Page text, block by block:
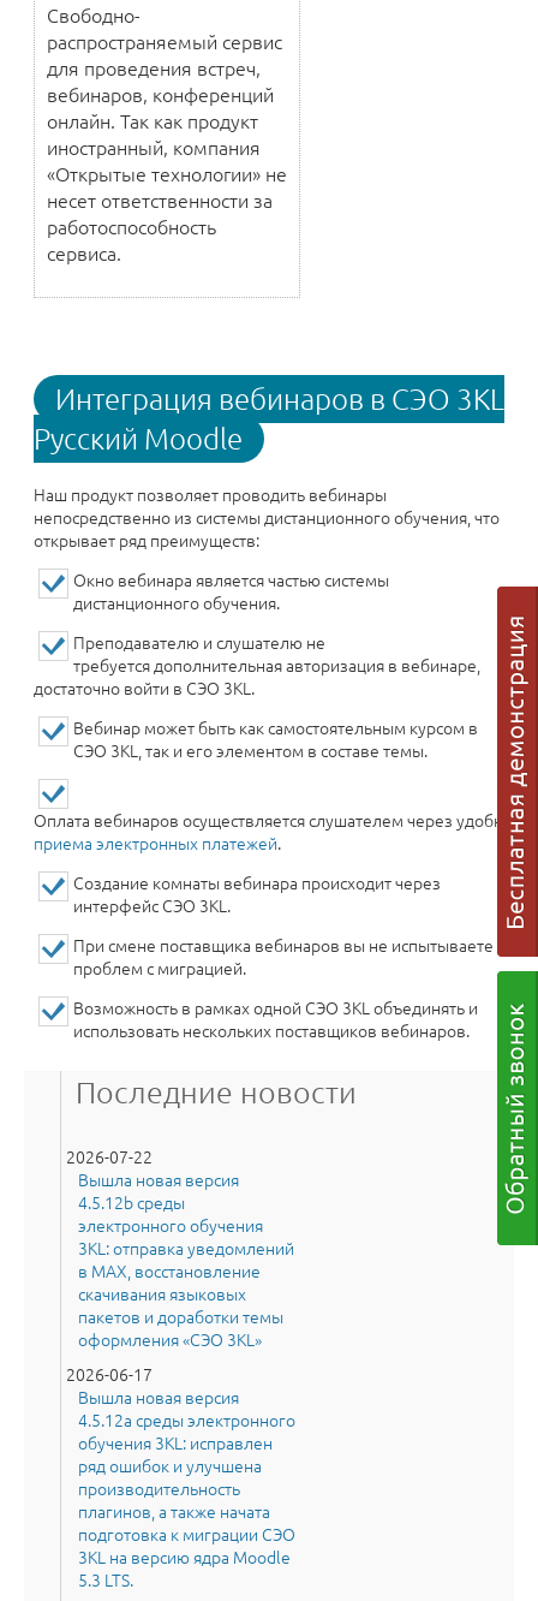
Свободно-
распространяемый сервис
для проведения встреч,
вебинаров, конференций
онлайн. Так как продукт
иностранный, компания
«Открытые технологии» не
несет ответственности за
работоспособность
сервиса.
Интеграция вебинаров в СЭО 3KL
Русский Moodle
Наш продукт позволяет проводить вебинары
непосредственно из системы дистанционного обучения, что
открывает ряд преимуществ:
Окно вебинара является частью системы
дистанционного обучения.
Преподавателю и слушателю не
требуется дополнительная авторизация в вебинаре,
достаточно войти в СЭО 3KL.
Вебинар может быть как самостоятельным курсом в
СЭО 3KL, так и его элементом в составе темы.
Оплата вебинаров осуществляется слушателем через удобную
приема электронных платежей.
​Создание комнаты вебинара происходит через
интерфейс СЭО 3KL.
​При смене поставщика вебинаров вы не испытываете
проблем с миграцией.
Возможность в рамках одной СЭО 3KL объединять и
использовать нескольких поставщиков вебинаров.
Последние новости
2026-07-22
Вышла новая версия
4.5.12b среды
электронного обучения
3KL: отправка уведомлений
в MAX, восстановление
скачивания языковых
пакетов и доработки темы
оформления «СЭО 3KL»
2026-06-17
Вышла новая версия
4.5.12a среды электронного
обучения 3KL: исправлен
ряд ошибок и улучшена
производительность
плагинов, а также начата
подготовка к миграции СЭО
3KL на версию ядра Moodle
5.3 LTS.